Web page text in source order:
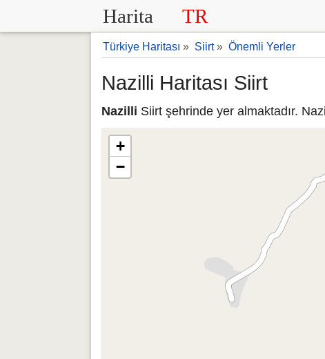
Harita TR
Türkiye Haritası » Siirt» Önemli Yerler
Nazilli Haritası Siirt
Nazilli Siirt şehrinde yer almaktadır.
+
−